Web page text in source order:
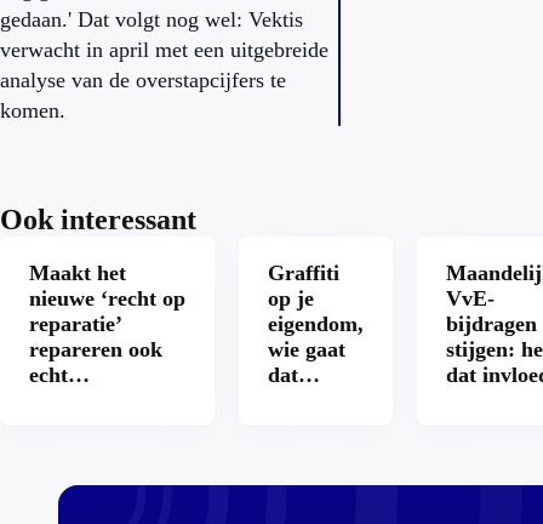
gedaan.' Dat volgt nog wel: Vektis
verwacht in april met een uitgebreide
analyse van de overstapcijfers te
komen.
Ook interessant
Maakt het
nieuwe ‘recht op
reparatie’
repareren ook
echt
Graffiti
op je
eigendom,
wie gaat
dat
VvE-
bijdragen
stijgen:
dat